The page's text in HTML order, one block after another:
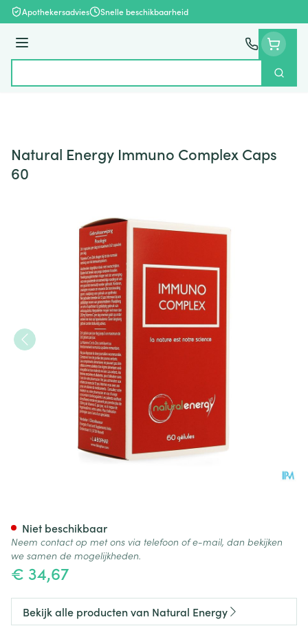
Ga naar de inhoud
Apothekersadvies Snelle beschikbaarheid
Menu
Zoek
Natural Energy Immuno Complex Caps
60
€ 34,67
Niet beschikbaar
Neem contact op met ons via telefoon of e-mail, dan bekijken
we samen de mogelijkheden.
Bekijk alle producten van Natural Energy